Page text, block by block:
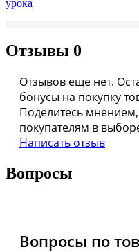
урока
Отзывы 0
Отзывов еще нет.
бонусы на покупку
Поделитесь
покупателям в
Написать отзыв
Вопросы
Вопросы по